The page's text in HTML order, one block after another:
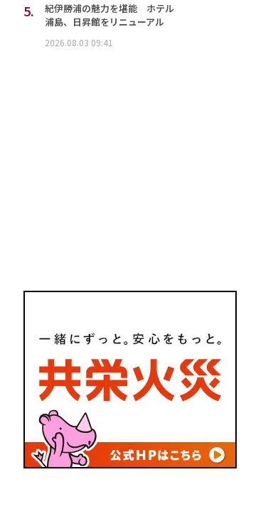
5.
紀伊勝浦の魅力を堪能 ホテル
浦島、日昇館をリニューアル
2026.08.03 09:41